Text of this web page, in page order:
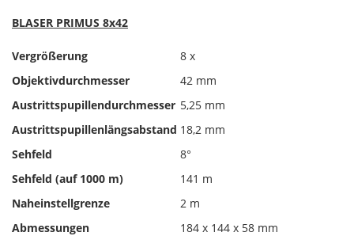
BLASER PRIMUS 8x42
Vergrößerung
8 x
Objektivdurchmesser
42 mm
Austrittspupillendurchmesser 5,25 mm
Austrittspupillenlängsabstand 18,2 mm
Sehfeld
8°
Sehfeld (auf 1000 m)
141 m
Naheinstellgrenze
2 m
Abmessungen
184 x 144 x 58 mm